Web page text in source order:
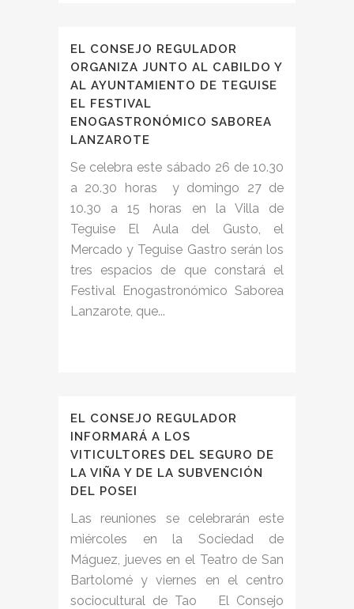
EL CONSEJO REGULADOR
ORGANIZA JUNTO AL CABILDO Y
AL AYUNTAMIENTO DE TEGUISE
EL FESTIVAL
ENOGASTRONÓMICO SABOREA
LANZAROTE
Se celebra este sábado 26 de 10.30
a 20.30 horas y domingo 27 de
10.30 a 15 horas en la Villa de
Teguise El Aula del Gusto, el
Mercado y Teguise Gastro serán los
tres espacios de que constará el
Festival Enogastronómico Saborea
Lanzarote, que...
EL CONSEJO REGULADOR
INFORMARÁ A LOS
VITICULTORES DEL SEGURO DE
LA VIÑA Y DE LA SUBVENCIÓN
DEL POSEI
Las reuniones se celebrarán este
miércoles en la Sociedad de
Máguez, jueves en el Teatro de San
Bartolomé y viernes en el centro
sociocultural de Tao El Consejo